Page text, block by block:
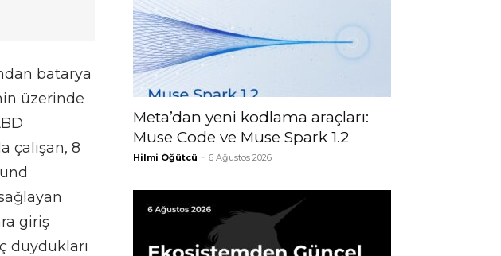
batarya
üzerinde
çalışan, 8
giriş
duydukları
Meta’dan yeni kodlama araçları:
Muse Code ve Muse Spark 1.2
Hilmi Öğütcü - 6 Ağustos 2026